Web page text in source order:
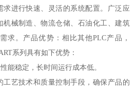
求进行快速、灵活的系统配置。广泛应
机械制造、物流仓储、石油化工、建筑
求。产品优势：相比其他PLC产品，
系列具有如下优势：
能稳定，长时间运行成本低。
工艺技术和质量控制手段，确保产品的